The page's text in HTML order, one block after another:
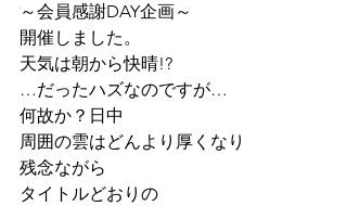
～会員感謝DAY企画～
開催しました。
天気は朝から快晴!?
…だったハズなのですが…
何故か？日中
周囲の雲はどんより厚くなり
残念ながら
タイトルどおりの